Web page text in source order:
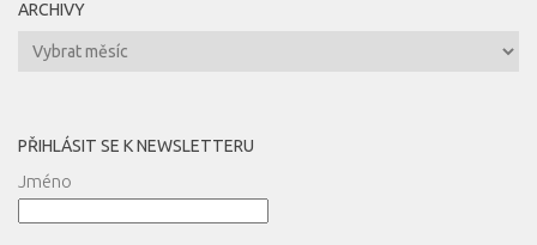
ARCHIVY
Archivy
PŘIHLÁSIT SE K NEWSLETTERU
Jméno